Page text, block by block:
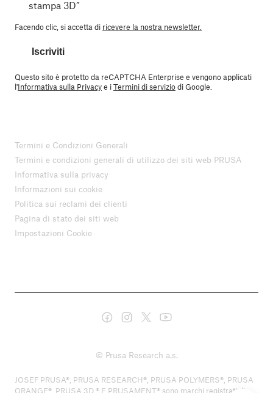
stampa 3D”
Facendo clic, si accetta di ricevere la nostra newsletter.
Iscriviti
Questo sito è protetto da reCAPTCHA Enterprise e vengono applicati
l'Informativa sulla Privacye iTermini di serviziodi Google.
Termini e Condizioni Generali
Termini e condizioni generali di utilizzo dei siti web PRUSA
Informativa sulla privacy
Informazioni sui cookie
Politica sui reclami dei clienti
Pagina di stato dei siti web
Impostazioni Cookie
© Prusa Research a.s.
JOSEF PRUSA®, PRUSA RESEARCH®, PRUSA POLYMERS®, PRUSA
ORANGE®, PRUSA 3D ® E PRUSAMENT® sono marchi registrati di